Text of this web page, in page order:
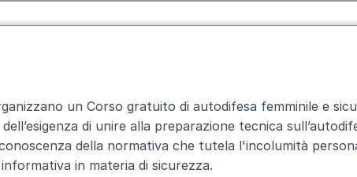
un Corso gratuito di autodifesa femminile e
di unire alla preparazione tecnica
della normativa che tutela l'incolumità
in materia di sicurezza.